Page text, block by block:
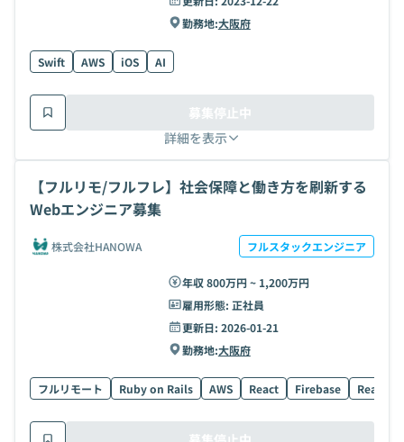
勤務地:大阪府
Swift AWS iOS AI
詳細を表示
募集停止中
【フルリモ/フルフレ】社会保障と働き方を刷新する
Webエンジニア募集
株式会社HANOWA フルスタックエンジニア
年収 800万円 ~ 1,200万円
雇用形態: 正社員
更新日: 2026-01-21
勤務地:大阪府
フルリモート Ruby on Rails AWS React Firebase React